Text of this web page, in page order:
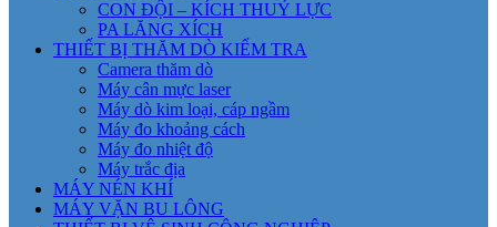
CON ĐỘI – KÍCH THUỶ LỰC
PA LĂNG XÍCH
THIẾT BỊ THĂM DÒ KIỂM TRA
Camera thăm dò
Máy cân mực laser
Máy dò kim loại, cáp ngầm
Máy đo khoảng cách
Máy đo nhiệt độ
Máy trắc địa
MÁY NÉN KHÍ
MÁY VẶN BU LÔNG